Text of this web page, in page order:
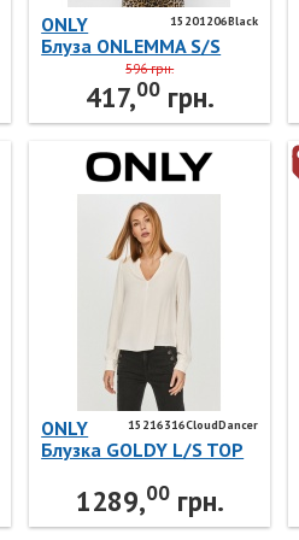
15201206Black
ONLY
Блуза ONLEMMA S/S
SHORT TOP NOOS JRS
15201206 Black ONLY
596 грн.
417,00грн.
15216316CloudDancer
ONLY
Блузка GOLDY L/S TOP
Dancer ONLY
1289,00грн.